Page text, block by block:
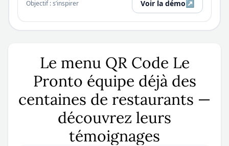
Objectif : s’inspirer Voir la démo↗
Le menu QR Code Le
Pronto équipe déjà des
centaines de restaurants —
découvrez leurs
témoignages